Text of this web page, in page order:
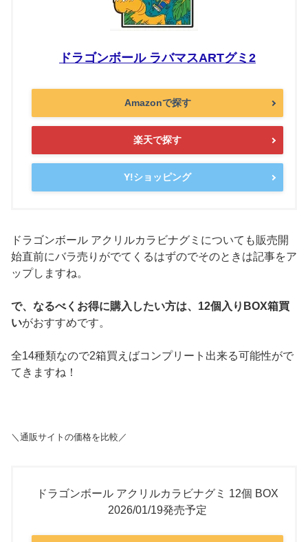
ドラゴンボール ラバマスARTグミ2
Amazonで探す
楽天で探す
Y!ショッピング
ドラゴンボール アクリルカラビナグミについても販売開
始直前にバラ売りがでてくるはずのでそのときは記事をア
ップしますね。
で、なるべくお得に購入したい方は、12個入りBOX箱買
いがおすすめです。
全14種類なので2箱買えばコンプリート出来る可能性がで
てきますね！
＼通販サイトの価格を比較／
ドラゴンボール アクリルカラビナグミ 12個 BOX
2026/01/19発売予定